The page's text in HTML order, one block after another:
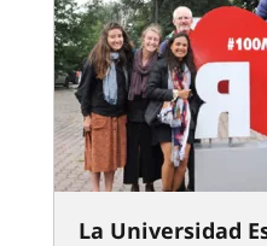
La Universidad